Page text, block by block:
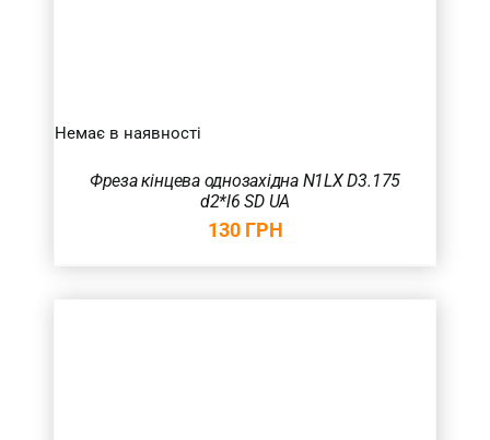
Немає в наявності
Фреза кінцева однозахідна N1LX D3.175
d2*l6 SD UA
130 ГРН